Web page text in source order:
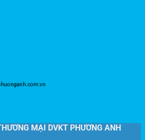
MẠI DVKT PHƯƠNG ANH